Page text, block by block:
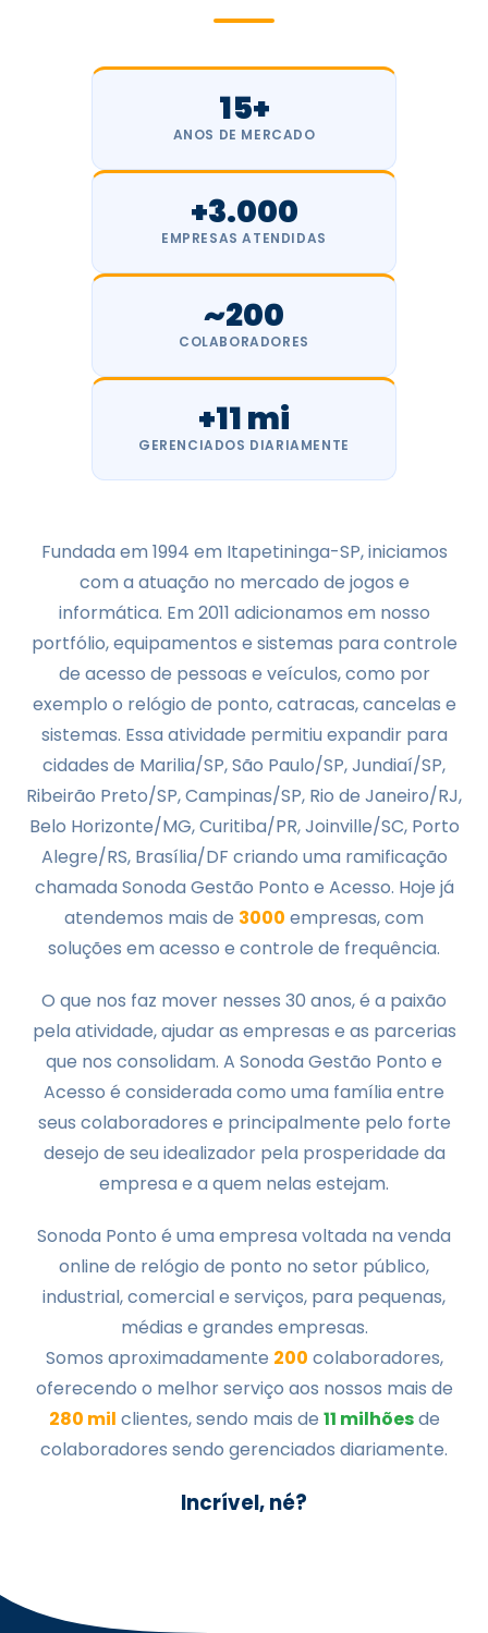
15+
ANOS DE MERCADO
+3.000
EMPRESAS ATENDIDAS
~200
COLABORADORES
+11 mi
GERENCIADOS DIARIAMENTE
Fundada em 1994 em Itapetininga-SP, iniciamos
com a atuação no mercado de jogos e
informática. Em 2011 adicionamos em nosso
portfólio, equipamentos e sistemas para controle
de acesso de pessoas e veículos, como por
exemplo o relógio de ponto, catracas, cancelas e
sistemas. Essa atividade permitiu expandir para
cidades de Marilia/SP, São Paulo/SP, Jundiaí/SP,
Ribeirão Preto/SP, Campinas/SP, Rio de Janeiro/RJ,
Belo Horizonte/MG, Curitiba/PR, Joinville/SC, Porto
Alegre/RS, Brasília/DF criando uma ramificação
chamada Sonoda Gestão Ponto e Acesso. Hoje já
atendemos mais de 3000 empresas, com
soluções em acesso e controle de frequência.
O que nos faz mover nesses 30 anos, é a paixão
pela atividade, ajudar as empresas e as parcerias
que nos consolidam. A Sonoda Gestão Ponto e
Acesso é considerada como uma família entre
seus colaboradores e principalmente pelo forte
desejo de seu idealizador pela prosperidade da
empresa e a quem nelas estejam.
Sonoda Ponto é uma empresa voltada na venda
online de relógio de ponto no setor público,
industrial, comercial e serviços, para pequenas,
médias e grandes empresas.
Somos aproximadamente 200 colaboradores,
oferecendo o melhor serviço aos nossos mais de
280 mil clientes, sendo mais de 11 milhõesde
colaboradores sendo gerenciados diariamente.
Incrível, né?